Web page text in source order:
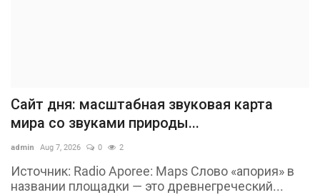
Сайт дня: масштабная звуковая карта
мира со звуками природы...
admin Aug 7, 2026 0 2
Источник: Radio Aporee: Maps Слово «апория» в
названии площадки — это древнегреческий...